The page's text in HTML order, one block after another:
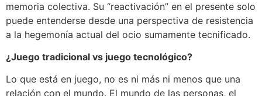
memoria colectiva. Su “reactivación” en el presente solo
puede entenderse desde una perspectiva de resistencia
a la hegemonía actual del ocio sumamente tecnificado.
¿Juego tradicional vs juego tecnológico?
Lo que está en juego, no es ni más ni menos que una
relación con el mundo. El mundo de las personas, el